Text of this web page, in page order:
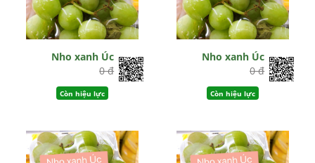
Nho xanh Úc
0 đ
Còn hiệu lực
Nho xanh Úc
0 đ
Còn hiệu lực